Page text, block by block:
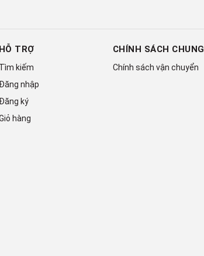
với tinh thể bạc Ag+
HỖ TRỢ
Tìm kiếm
Đăng nhập
Đăng ký
hàng
CHÍNH SÁCH CHUNG
Chính sách vận chuyển